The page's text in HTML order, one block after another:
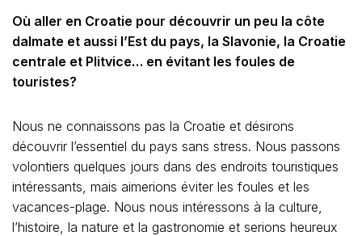
Où aller en Croatie pour découvrir un peu la côte
dalmate et aussi l’Est du pays, la Slavonie, la Croatie
centrale et Plitvice… en évitant les foules de
touristes?
Nous ne connaissons pas la Croatie et désirons
découvrir l’essentiel du pays sans stress. Nous passons
volontiers quelques jours dans des endroits touristiques
intéressants, mais aimerions éviter les foules et les
vacances-plage. Nous nous intéressons à la culture,
l’histoire, la nature et la gastronomie et serions heureux